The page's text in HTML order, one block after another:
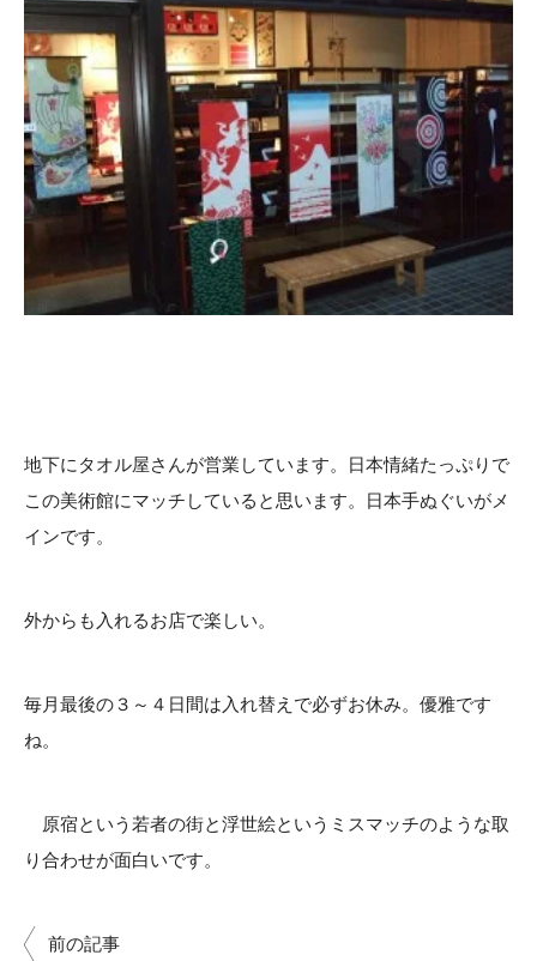
地下にタオル屋さんが営業しています。日本情緒たっぷりで
この美術館にマッチしていると思います。日本手ぬぐいがメ
インです。
外からも入れるお店で楽しい。
毎月最後の３～４日間は入れ替えで必ずお休み。優雅です
ね。
原宿という若者の街と浮世絵というミスマッチのような取
り合わせが面白いです。
前の記事